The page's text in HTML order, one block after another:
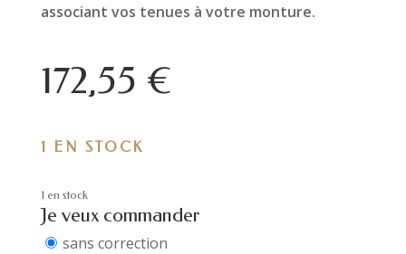
associant vos tenues à votre monture.
172,55 €
1 EN STOCK
1 en stock
Je veux commander
sans correction